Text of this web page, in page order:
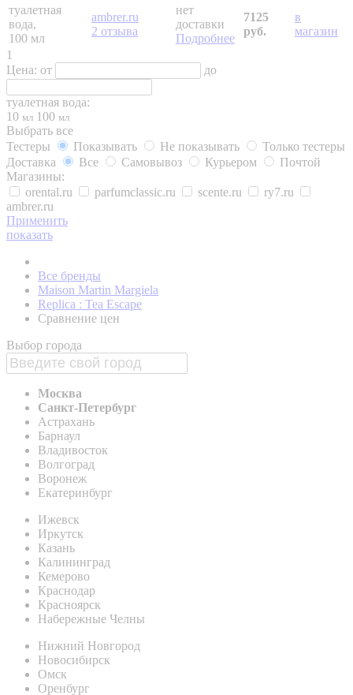
туалетная
вода,
100 мл
ambrer.ru
2 отзыва
нет
доставки
Подробнее
7125
руб.
в
магазин
1
Цена: от до
туалетная вода:
10 мл 100 мл
Выбрать все
Тестеры
Показывать Не показывать
Только тестеры
Доставка
Все Самовывоз Курьером
Почтой
Магазины:
orental.ru
parfumclassic.ru scente.ru
ry7.ru
ambrer.ru
Применить
показать
Все бренды
Maison Martin Margiela
Replica : Tea Escape
Сравнение цен
Выбор города
Москва
Санкт-Петербург
Астрахань
Барнаул
Владивосток
Волгоград
Воронеж
Екатеринбург
Ижевск
Иркутск
Казань
Калининград
Кемерово
Краснодар
Красноярск
Набережные Челны
Нижний Новгород
Новосибирск
Омск
Оренбург